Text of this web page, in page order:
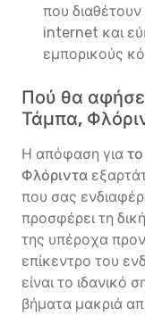
που
internet και
εμπορικούς
Πού θα
Τάμπα,
Η απόφαση για
Φλόριντα
που σας
προσφέρει τη
της υπέροχα
επίκεντρο του
είναι το ιδανικό
βήματα μακριά